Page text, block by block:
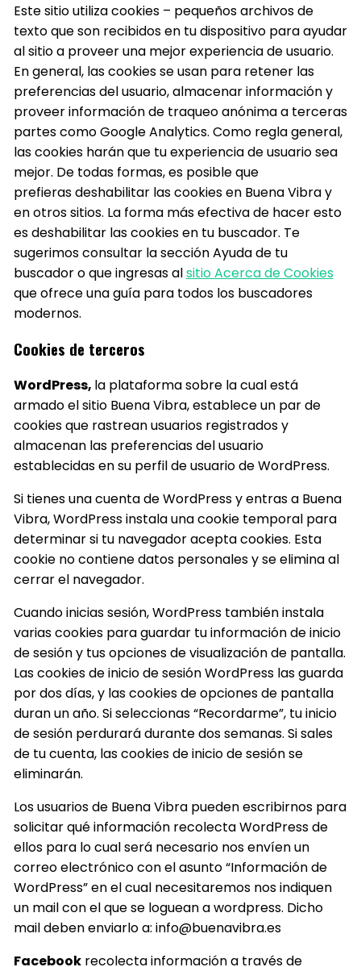
Este sitio utiliza cookies – pequeños archivos de
texto que son recibidos en tu dispositivo para ayudar
al sitio a proveer una mejor experiencia de usuario.
En general, las cookies se usan para retener las
preferencias del usuario, almacenar información y
proveer información de traqueo anónima a terceras
partes como Google Analytics. Como regla general,
las cookies harán que tu experiencia de usuario sea
mejor. De todas formas, es posible que
prefieras deshabilitar las cookies en Buena Vibra y
en otros sitios. La forma más efectiva de hacer esto
es deshabilitar las cookies en tu buscador. Te
sugerimos consultar la sección Ayuda de tu
buscador o que ingresas alsitio Acerca de Cookies
que ofrece una guía para todos los buscadores
modernos.
Cookies de terceros
WordPress, la plataforma sobre la cual está
armado el sitio Buena Vibra, establece un par de
cookies que rastrean usuarios registrados y
almacenan las preferencias del usuario
establecidas en su perfil de usuario de WordPress.
Si tienes una cuenta de WordPress y entras a Buena
Vibra, WordPress instala una cookie temporal para
determinar si tu navegador acepta cookies. Esta
cookie no contiene datos personales y se elimina al
cerrar el navegador.
Cuando inicias sesión, WordPress también instala
varias cookies para guardar tu información de inicio
de sesión y tus opciones de visualización de pantalla.
Las cookies de inicio de sesión WordPress las guarda
por dos días, y las cookies de opciones de pantalla
duran un año. Si seleccionas “Recordarme”, tu inicio
de sesión perdurará durante dos semanas. Si sales
de tu cuenta, las cookies de inicio de sesión se
eliminarán.
Los usuarios de Buena Vibra pueden escribirnos para
solicitar qué información recolecta WordPress de
ellos para lo cual será necesario nos envíen un
correo electrónico con el asunto “Información de
WordPress” en el cual necesitaremos nos indiquen
un mail con el que se loguean a wordpress. Dicho
mail deben enviarlo a: info@buenavibra.es
Facebookrecolecta información a través de